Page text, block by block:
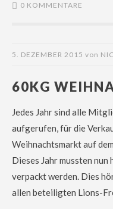
0 KOMMENTARE
5. DEZEMBER 2015 von
60KG
Jedes Jahr sind alle
aufgerufen, für die
Weihnachtsmarkt auf
Dieses Jahr mussten
verpackt werden. Dies
allen beteiligten Lions-